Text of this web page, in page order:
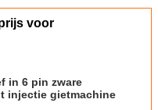
voor
in 6 pin zware
injectie gietmachine